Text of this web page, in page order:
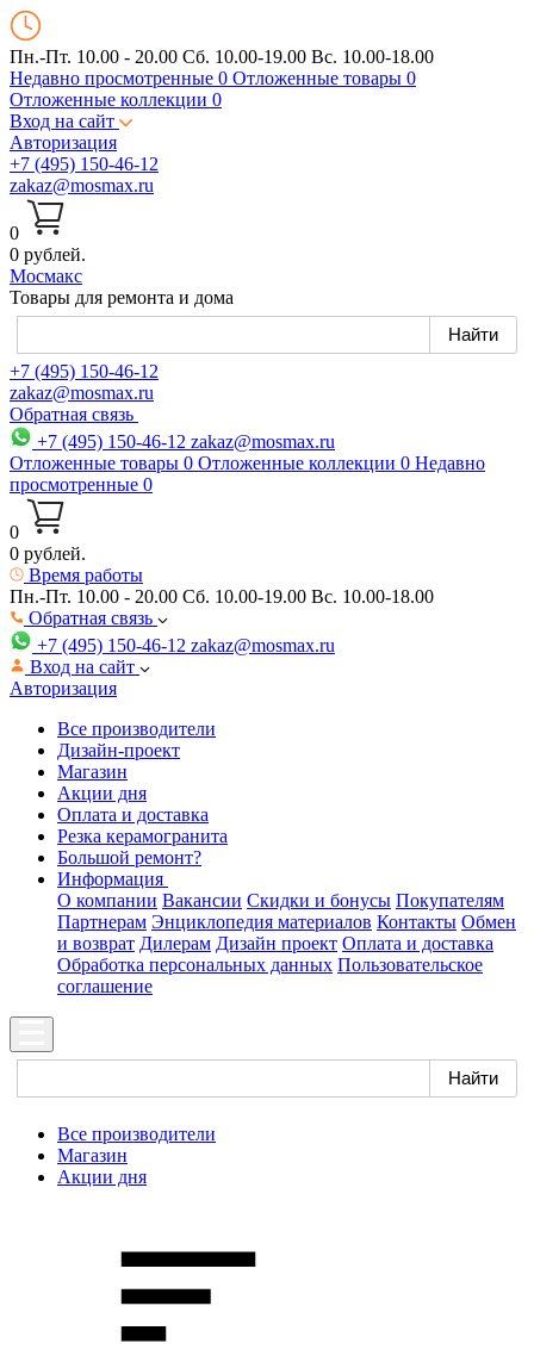
Пн.-Пт. 10.00 - 20.00 Сб. 10.00-19.00 Вс. 10.00-18.00
Недавно просмотренные 0 Отложенные товары 0
Отложенные коллекции 0
Вход на сайт
Авторизация
+7 (495) 150-46-12
zakaz@mosmax.ru
0
0 рублей.
Мосмакс
Товары для ремонта и дома
+7 (495) 150-46-12
zakaz@mosmax.ru
Обратная связь
+7 (495) 150-46-12 zakaz@mosmax.ru
Отложенные товары 0 Отложенные коллекции 0 Недавно
просмотренные 0
0
0 рублей.
Время работы
Пн.-Пт. 10.00 - 20.00 Сб. 10.00-19.00 Вс. 10.00-18.00
Обратная связь
+7 (495) 150-46-12 zakaz@mosmax.ru
Вход на сайт
Авторизация
Все производители
Дизайн-проект
Магазин
Акции дня
Оплата и доставка
Резка керамогранита
Большой ремонт?
Информация
О компании Вакансии Скидки и бонусы Покупателям
Партнерам Энциклопедия материалов Контакты Обмен
и возврат Дилерам Дизайн проект Оплата и доставка
Обработка персональных данных Пользовательское
соглашение
Все производители
Магазин
Акции дня